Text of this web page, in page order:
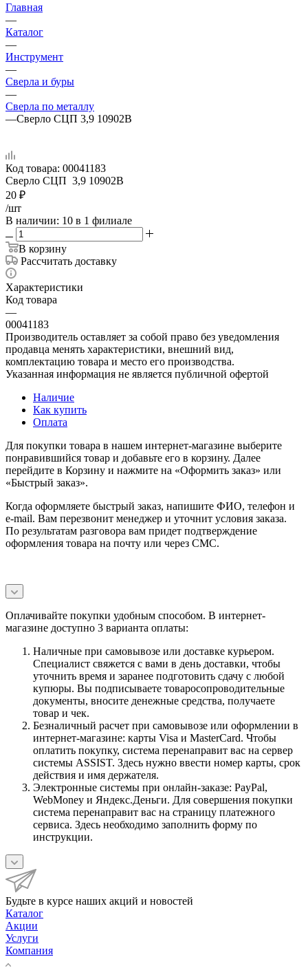
Главная
—
Каталог
—
Инструмент
—
Сверла и буры
—
Сверла по металлу
—Сверло СЦП 3,9 10902В
Код товара: 00041183
Сверло СЦП 3,9 10902В
20 ₽
/шт
В наличии: 10 в 1 филиале
В корзину
Рассчитать доставку
Характеристики
Код товара
—
00041183
Производитель оставляет за собой право без уведомления
продавца менять характеристики, внешний вид,
комплектацию товара и место его производства.
Указанная информация не является публичной офертой
Наличие
Как купить
Оплата
Для покупки товара в нашем интернет-магазине выберите
понравившийся товар и добавьте его в корзину. Далее
перейдите в Корзину и нажмите на «Оформить заказ» или
«Быстрый заказ».
Когда оформляете быстрый заказ, напишите ФИО, телефон и
e-mail. Вам перезвонит менеджер и уточнит условия заказа.
По результатам разговора вам придет подтверждение
оформления товара на почту или через СМС.
Оплачивайте покупки удобным способом. В интернет-
магазине доступно 3 варианта оплаты:
Наличные при самовывозе или доставке курьером.
Специалист свяжется с вами в день доставки, чтобы
уточнить время и заранее подготовить сдачу с любой
купюры. Вы подписываете товаросопроводительные
документы, вносите денежные средства, получаете
товар и чек.
Безналичный расчет при самовывозе или оформлении в
интернет-магазине: карты Visa и MasterCard. Чтобы
оплатить покупку, система перенаправит вас на сервер
системы ASSIST. Здесь нужно ввести номер карты, срок
действия и имя держателя.
Электронные системы при онлайн-заказе: PayPal,
WebMoney и Яндекс.Деньги. Для совершения покупки
система перенаправит вас на страницу платежного
сервиса. Здесь необходимо заполнить форму по
инструкции.
Будьте в курсе наших акций и новостей
Каталог
Акции
Услуги
Компания